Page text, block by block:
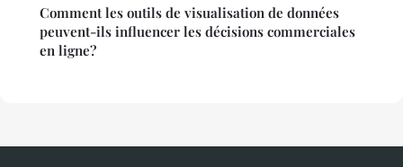
Comment les outils de visualisation de données
peuvent-ils influencer les décisions commerciales
en ligne?